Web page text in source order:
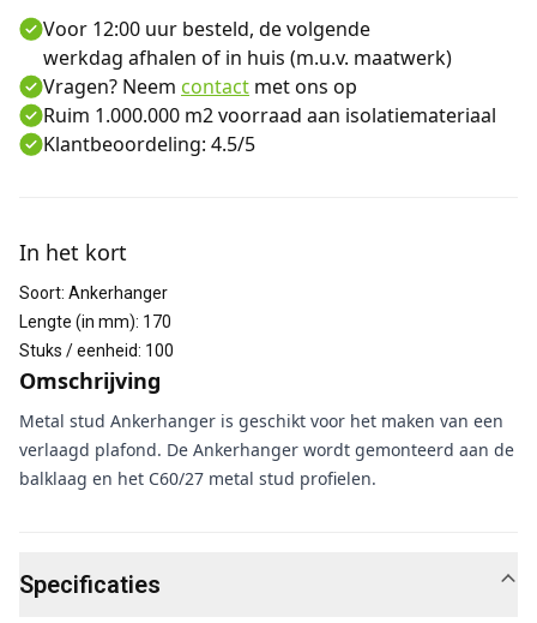
Voor 12:00 uur besteld, de volgende
werkdag afhalen of in huis (m.u.v. maatwerk)
Vragen? Neem contact met ons op
Ruim 1.000.000 m2 voorraad aan isolatiemateriaal
Klantbeoordeling: 4.5/5
In het kort
Soort: Ankerhanger
Lengte (in mm): 170
Stuks / eenheid: 100
Omschrijving
Metal stud Ankerhanger is geschikt voor het maken van een
verlaagd plafond. De Ankerhanger wordt gemonteerd aan de
balklaag en het C60/27 metal stud profielen.
Specificaties